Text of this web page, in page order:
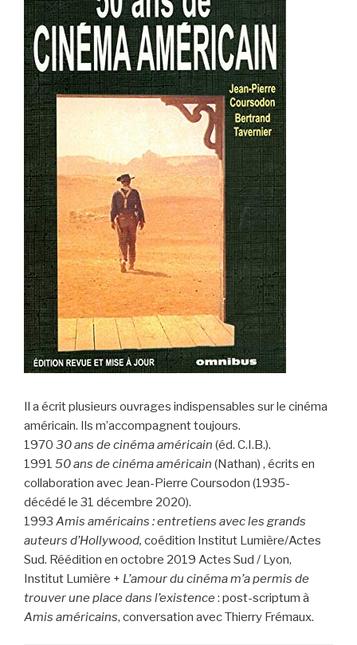
Il a écrit plusieurs ouvrages indispensables sur le cinéma
américain. Ils m’accompagnent toujours.
1970 30 ans de cinéma américain (éd. C.I.B.).
1991 50 ans de cinéma américain (Nathan) , écrits en
collaboration avec Jean-Pierre Coursodon (1935-
décédé le 31 décembre 2020).
1993 Amis américains : entretiens avec les grands
auteurs d’Hollywood, coédition Institut Lumière/Actes
Sud. Réédition en octobre 2019 Actes Sud / Lyon,
Institut Lumière + L’amour du cinéma m’a permis de
trouver une place dans l’existence : post-scriptum à
Amis américains, conversation avec Thierry Frémaux.